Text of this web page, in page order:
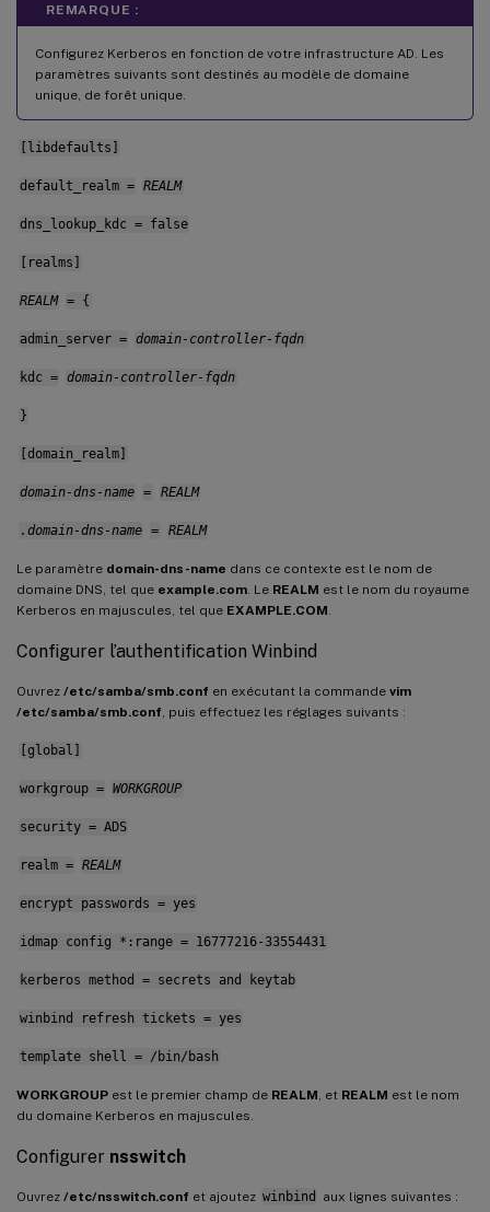
REMARQUE :
Configurez Kerberos en fonction de votre infrastructure AD. Les
paramètres suivants sont destinés au modèle de domaine
unique, de forêt unique.
[libdefaults]
default_realm = REALM
dns_lookup_kdc = false
[realms]
REALM = {
admin_server = domain-controller-fqdn
kdc = domain-controller-fqdn
}
[domain_realm]
domain-dns-name = REALM
.domain-dns-name = REALM
Le paramètre domain-dns-name dans ce contexte est le nom de
domaine DNS, tel que example.com . Le REALM est le nom du royaume
Kerberos en majuscules, tel que EXAMPLE.COM
Configurer l’authentification Winbind
Ouvrez /etc/samba/smb.conf en exécutant la commande vim
/etc/samba/smb.conf , puis effectuez les réglages suivants :
[global]
workgroup = WORKGROUP
security = ADS
realm = REALM
encrypt passwords = yes
idmap config *:range = 16777216-33554431
kerberos method = secrets and keytab
winbind refresh tickets = yes
template shell = /bin/bash
WORKGROUP est le premier champ de REALM , et REALM est le nom
du domaine Kerberos en majuscules.
Configurer nsswitch
Ouvrez /etc/nsswitch.conf et ajoutez winbind aux lignes suivantes :